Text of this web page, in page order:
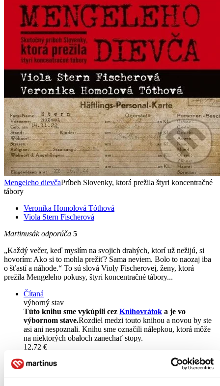
Mengeleho dievčaPríbeh Slovenky, ktorá prežila štyri koncentračné
tábory
Veronika Homolová Tóthová
Viola Stern Fischerová
Martinusák odporúča 5
„Každý večer, keď myslím na svojich drahých, ktorí už nežijú, si
hovorím: Ako si to mohla prežiť? Sama neviem. Bolo to naozaj iba
o šťastí a náhode.“ To sú slová Violy Fischerovej, ženy, ktorá
prežila Mengeleho pokusy, štyri koncentračné tábory...
Čítaná
výborný stav
Túto knihu sme vykúpili cez Knihovrátok a je vo
výbornom stave.Rozdiel medzi touto knihou a novou by ste
asi ani nespoznali. Knihu sme označili nálepkou, ktorá môže
na niektorých obaloch zanechať stopy.
12,72 €
Tento produkt síce máme aktuálne na sklade, máme však už